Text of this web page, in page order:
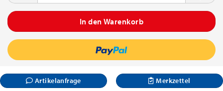
Artikelanfrage
Merkzettel